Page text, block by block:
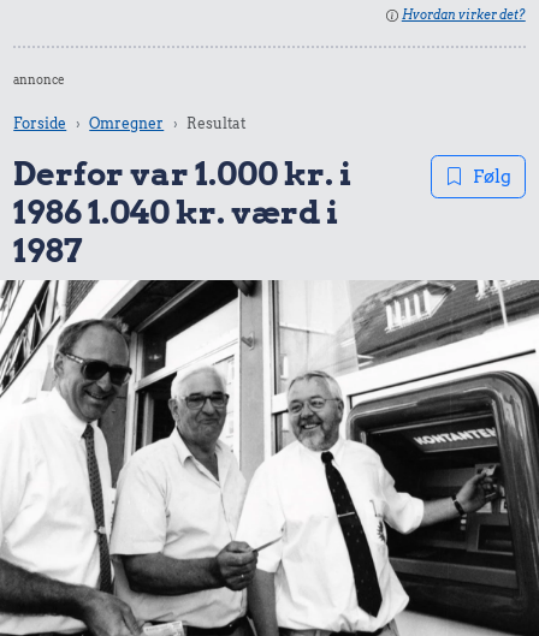
Hvordan virker det?
annonce
Forside Omregner Resultat
Derfor var 1.000 kr. i
1986 1.040 kr. værd i
1987
Følg